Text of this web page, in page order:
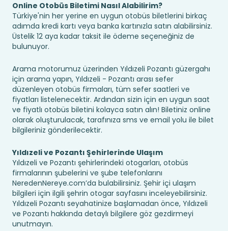
Online Otobüs Biletimi Nasıl Alabilirim?
Türkiye'nin her yerine en uygun otobüs biletlerini birkaç
adımda kredi kartı veya banka kartınızla satın alabilirsiniz.
Üstelik 12 aya kadar taksit ile ödeme seçeneğiniz de
bulunuyor.
Arama motorumuz üzerinden Yıldızeli Pozantı güzergahı
için arama yapın, Yıldızeli - Pozantı arası sefer
düzenleyen otobüs firmaları, tüm sefer saatleri ve
fiyatları listelenecektir. Ardından sizin için en uygun saat
ve fiyatlı otobüs biletini kolayca satın alın! Biletiniz online
olarak oluşturulacak, tarafınıza sms ve email yolu ile bilet
bilgileriniz gönderilecektir.
Yıldızeli ve Pozantı Şehirlerinde Ulaşım
Yıldızeli ve Pozantı şehirlerindeki otogarları, otobüs
firmalarının şubelerini ve şube telefonlarını
NeredenNereye.com’da bulabilirsiniz. Şehir içi ulaşım
bilgileri için ilgili şehrin otogar sayfasını inceleyebilirsiniz.
Yıldızeli Pozantı seyahatinize başlamadan önce, Yıldızeli
ve Pozantı hakkında detaylı bilgilere göz gezdirmeyi
unutmayın.